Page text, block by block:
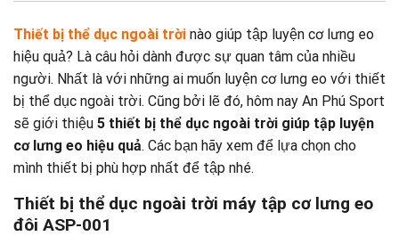
Thiết bị thể dục ngoài trời nào giúp tập luyện cơ lưng eo
hiệu quả? Là câu hỏi dành được sự quan tâm của nhiều
người. Nhất là với những ai muốn luyện cơ lưng eo với thiết
bị thể dục ngoài trời. Cũng bởi lẽ đó, hôm nay An Phú Sport
sẽ giới thiệu 5 thiết bị thể dục ngoài trời giúp tập luyện
cơ lưng eo hiệu quả. Các bạn hãy xem để lựa chọn cho
mình thiết bị phù hợp nhất để tập nhé.
Thiết bị thể dục ngoài trời máy tập cơ lưng eo
đôi ASP-001